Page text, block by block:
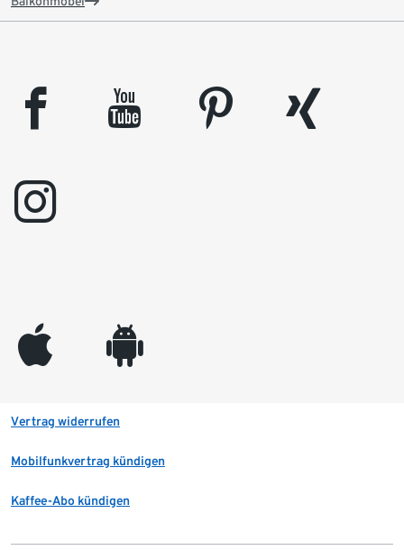
facebook youtube pinterest
xing
instagram
appleinc android
Vertrag widerrufen
Mobilfunkvertrag kündigen
Kaffee-Abo kündigen